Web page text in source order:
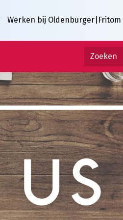
Werken bij Oldenburger|Fritom